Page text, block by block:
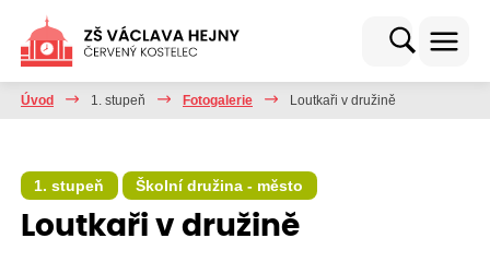
Úvod 1. stupeň Fotogalerie Loutkaři v družině
1. stupeň Školní družina - město
Loutkaři v družině